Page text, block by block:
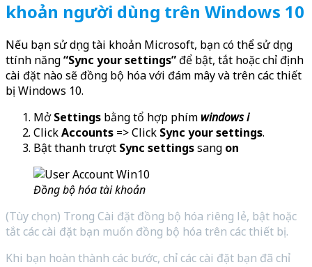
khoản người dùng trên Windows 10
Nếu bạn sử dụng tài khoản Microsoft, bạn có thể sử dụng
ttính năng“Sync your settings”để bật, tắt hoặc chỉ định
cài đặt nào sẽ đồng bộ hóa với đám mây và trên các thiết
bị Windows 10.
MởSettings bằng tổ hợp phím windows i
ClickAccounts => Click Sync your settings.
Bật thanh trượt Sync settingssang on
Đồng bộ hóa tài khoản
(Tùy chọn) Trong Cài đặt đồng bộ hóa riêng lẻ, bật hoặc
tắt các cài đặt bạn muốn đồng bộ hóa trên các thiết bị.
Khi bạn hoàn thành các bước, chỉ các cài đặt bạn đã chỉ